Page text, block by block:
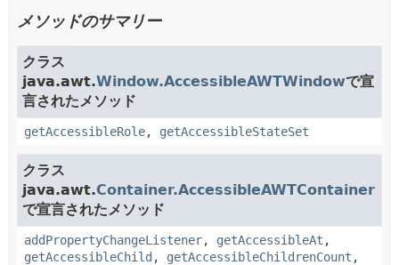
メソッドのサマリー
クラス
java.awt.Window.AccessibleAWTWindowで宣
言されたメソッド
getAccessibleRole, getAccessibleStateSet
クラス
java.awt.Container.AccessibleAWTContainer
で宣言されたメソッド
addPropertyChangeListener, getAccessibleAt ,
getAccessibleChild , getAccessibleChildrenCount ,